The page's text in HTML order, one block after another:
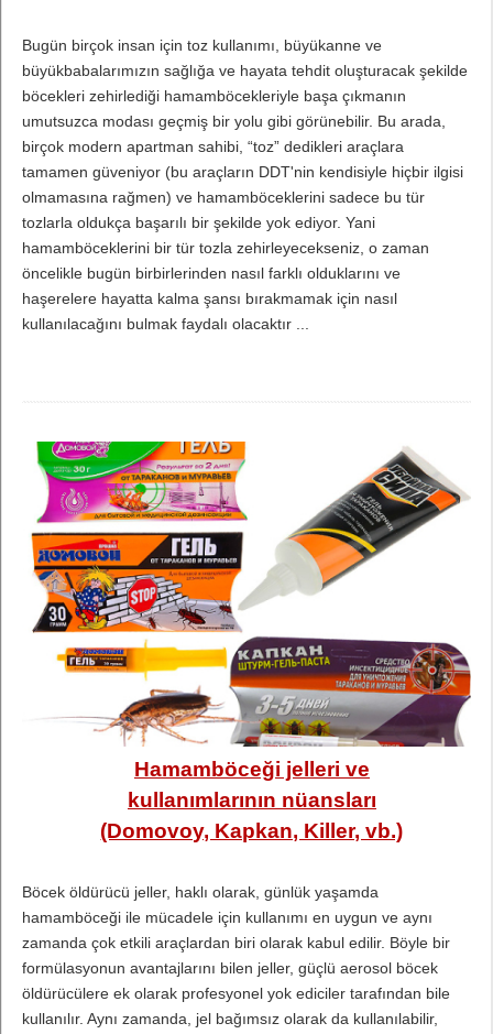
Bugün birçok insan için toz kullanımı, büyükanne ve
büyükbabalarımızın sağlığa ve hayata tehdit oluşturacak şekilde
böcekleri zehirlediği hamamböcekleriyle başa çıkmanın
umutsuzca modası geçmiş bir yolu gibi görünebilir. Bu arada,
birçok modern apartman sahibi, “toz” dedikleri araçlara
tamamen güveniyor (bu araçların DDT'nin kendisiyle hiçbir ilgisi
olmamasına rağmen) ve hamamböceklerini sadece bu tür
tozlarla oldukça başarılı bir şekilde yok ediyor. Yani
hamamböceklerini bir tür tozla zehirleyecekseniz, o zaman
öncelikle bugün birbirlerinden nasıl farklı olduklarını ve
haşerelere hayatta kalma şansı bırakmamak için nasıl
kullanılacağını bulmak faydalı olacaktır ...
Hamamböceği jelleri ve
kullanımlarının nüansları
(Domovoy, Kapkan, Killer, vb.)
Böcek öldürücü jeller, haklı olarak, günlük yaşamda
hamamböceği ile mücadele için kullanımı en uygun ve aynı
zamanda çok etkili araçlardan biri olarak kabul edilir. Böyle bir
formülasyonun avantajlarını bilen jeller, güçlü aerosol böcek
öldürücülere ek olarak profesyonel yok ediciler tarafından bile
kullanılır. Aynı zamanda, jel bağımsız olarak da kullanılabilir,